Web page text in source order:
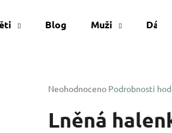
Blog Muži
Průměrné
produktu
Neohodnoceno Podrobnosti
Lněná
HLEDAT